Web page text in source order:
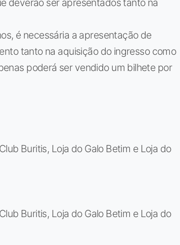
deverão ser apresentados tanto na
é necessária a apresentação de
tanto na aquisição do ingresso como
poderá ser vendido um bilhete por
Buritis, Loja do Galo Betim e Loja do
Buritis, Loja do Galo Betim e Loja do